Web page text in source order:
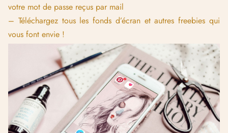
votre mot de passe reçus par mail
– Téléchargez tous les fonds d’écran et autres freebies qui
vous font envie !